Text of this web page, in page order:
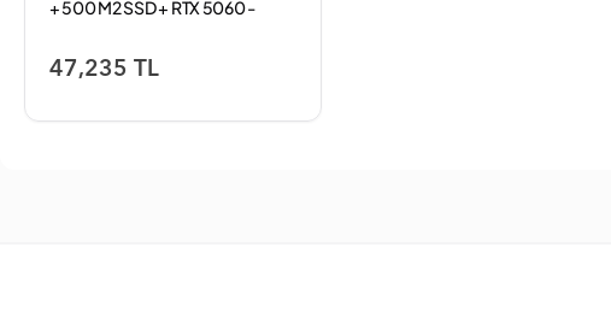
+ 500 M2 SSD + RTX 5060 -
47,235 TL